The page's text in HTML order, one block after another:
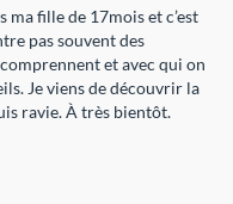
fille de 17mois et c’est
pas souvent des
et avec qui on
Je viens de découvrir la
ravie. À très bientôt.